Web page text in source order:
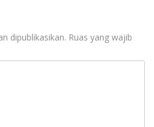
dipublikasikan. Ruas yang wajib